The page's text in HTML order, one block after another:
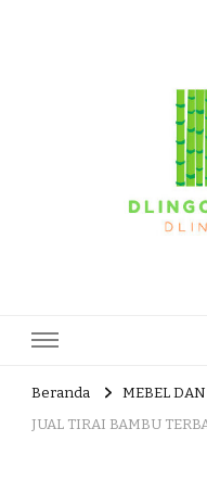
Beranda
MEBEL
JUAL TIRAI BAMBU